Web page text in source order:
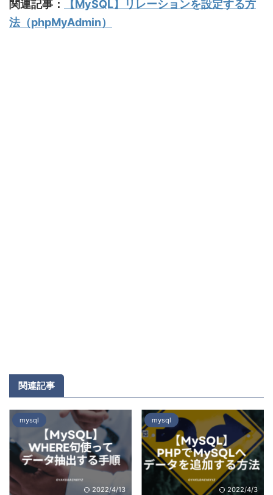
関連記事：
【MySQL】リレーションを設定する方
法（phpMyAdmin）
関連記事
mysql
2022/4/13
mysql
2022/4/3